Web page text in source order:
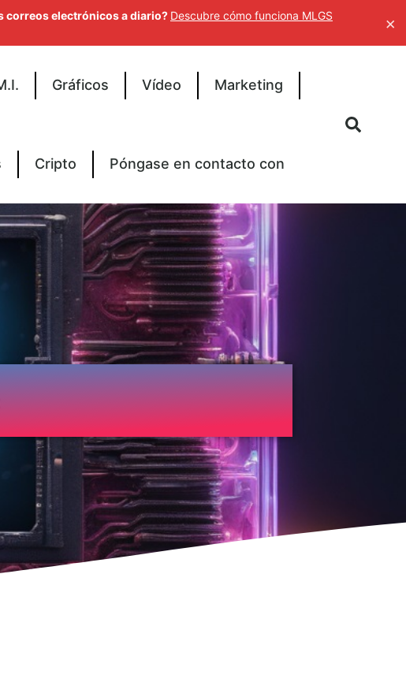
Gráficos Vídeo Marketing
Cripto Póngase en contacto con
correos electrónicos a diario? Descubre cómo funciona MLGS ×